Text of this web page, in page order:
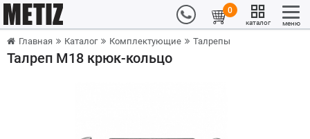
0
каталог меню
Главная Каталог Комплектующие Талрепы
Талреп М18 крюк-кольцо